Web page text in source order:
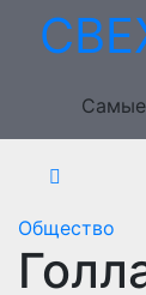
Перейти
Общество